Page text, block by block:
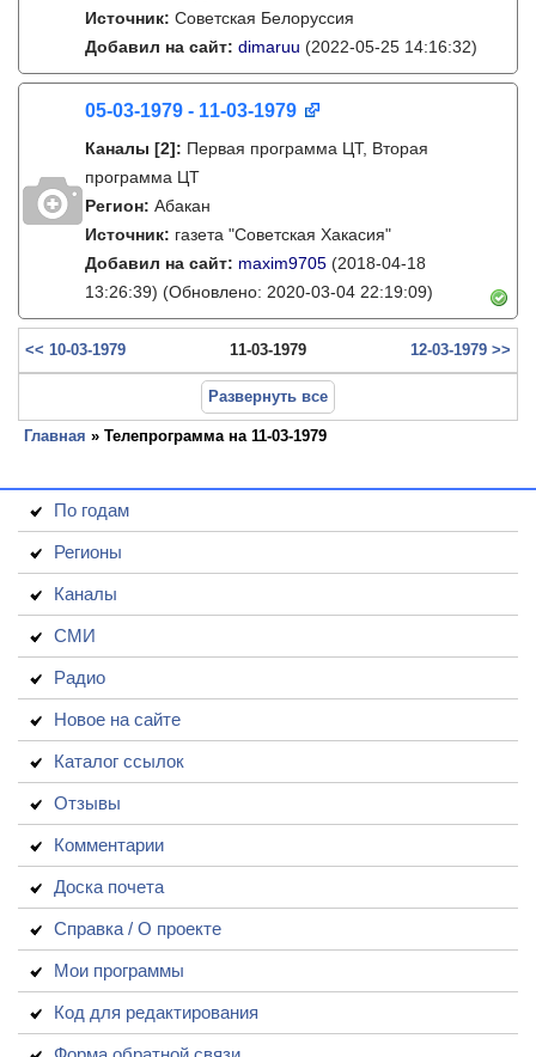
Источник: Советская Белоруссия
Добавил на сайт: dimaruu (2022-05-25 14:16:32)
05-03-1979 - 11-03-1979
Каналы [2]: Первая программа ЦТ, Вторая
программа ЦТ
Регион: Абакан
Источник: газета "Советская Хакасия"
Добавил на сайт: maxim9705 (2018-04-18
13:26:39) (Обновлено: 2020-03-04 22:19:09)
<< 10-03-1979 11-03-1979 12-03-1979 >>
Развернуть все
Главная » Телепрограмма на 11-03-1979
По годам
Регионы
Каналы
СМИ
Радио
Новое на сайте
Каталог ссылок
Отзывы
Комментарии
Доска почета
Справка / О проекте
Мои программы
Код для редактирования